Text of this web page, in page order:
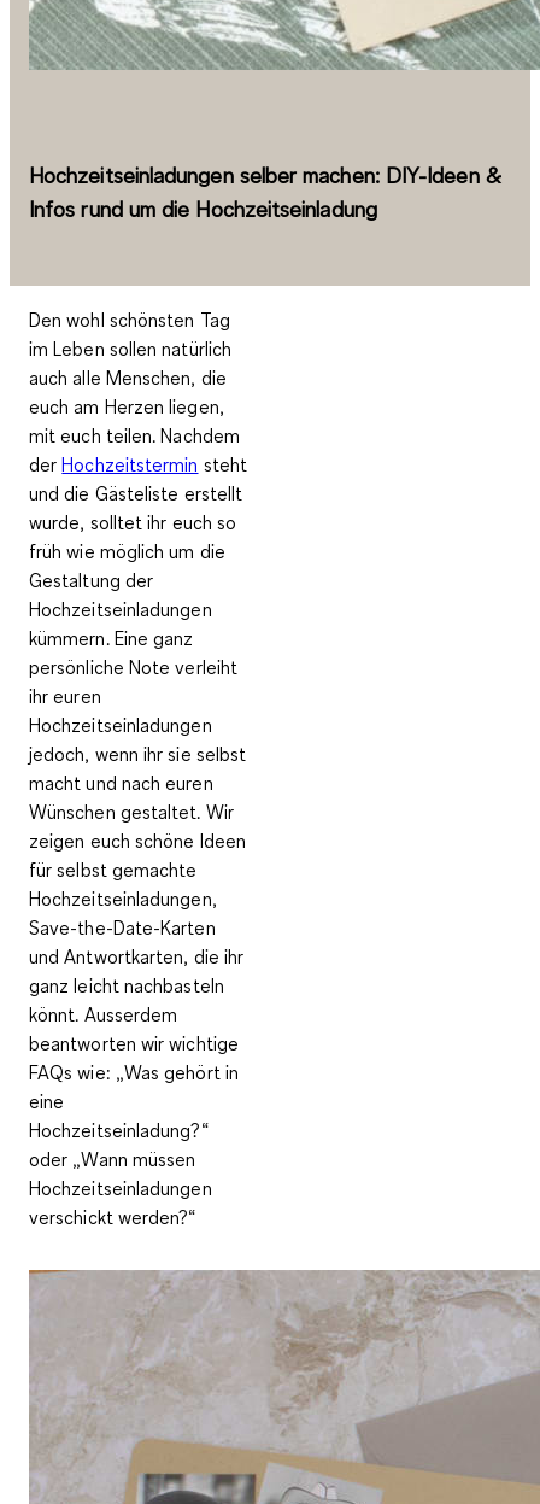
Hochzeitseinladungen selber machen: DIY-Ideen &
Infos rund um die Hochzeitseinladung
Den wohl schönsten Tag
im Leben sollen natürlich
auch alle Menschen, die
euch am Herzen liegen,
mit euch teilen. Nachdem
derHochzeitstermin steht
und die Gästeliste erstellt
wurde, solltet ihr euch so
früh wie möglich um die
Gestaltung der
Hochzeitseinladungen
kümmern. Eine ganz
persönliche Note verleiht
ihr euren
Hochzeitseinladungen
jedoch, wenn ihr sie selbst
macht und nach euren
Wünschen gestaltet. Wir
zeigen euch schöne Ideen
für selbst gemachte
Hochzeitseinladungen,
Save-the-Date-Karten
und Antwortkarten, die ihr
ganz leicht nachbasteln
könnt. Ausserdem
beantworten wir wichtige
FAQs wie: „Was gehört in
eine
Hochzeitseinladung?“
oder „Wann müssen
Hochzeitseinladungen
verschickt werden?“